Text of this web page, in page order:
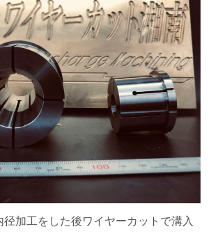
加工をした後ワイヤーカットで溝入